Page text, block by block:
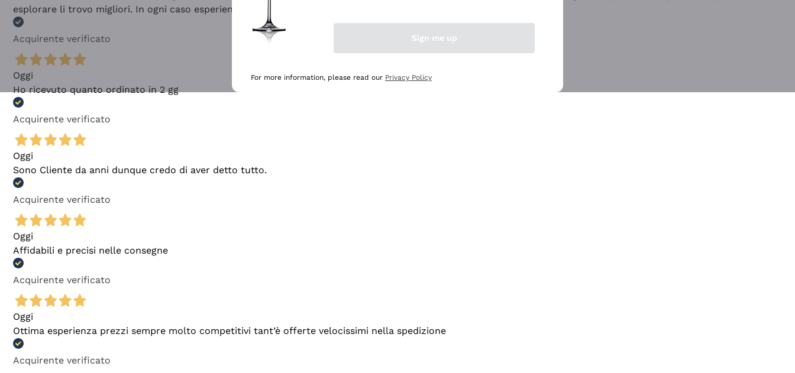
esplorare li trovo migliori. In ogni caso esperienza buona e lo consiglio! 👍
Acquirente verificato
Oggi
Ho ricevuto quanto ordinato in 2 gg
Acquirente verificato
Oggi
Sono Cliente da anni dunque credo di aver detto tutto.
Acquirente verificato
Oggi
Affidabili e precisi nelle consegne
Acquirente verificato
Oggi
Ottima esperienza prezzi sempre molto competitivi tant’è offerte velocissimi nella spedizione
Acquirente verificato
Sign me up
For more information, please read our Privacy Policy